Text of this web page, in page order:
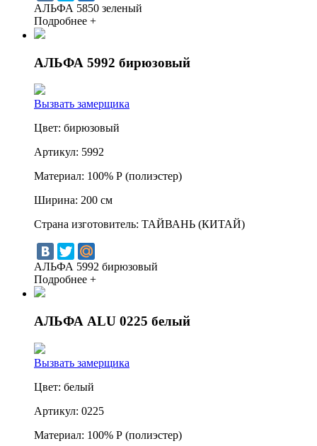
АЛЬФА 5850 зеленый
Подробнее +
АЛЬФА 5992 бирюзовый
Вызвать замерщика
Цвет: бирюзовый
Артикул: 5992
Материал: 100% Р (полиэстер)
Ширина: 200 см
Страна изготовитель: ТАЙВАНЬ (КИТАЙ)
АЛЬФА 5992 бирюзовый
Подробнее +
АЛЬФА ALU 0225 белый
Вызвать замерщика
Цвет: белый
Артикул: 0225
Материал: 100% Р (полиэстер)